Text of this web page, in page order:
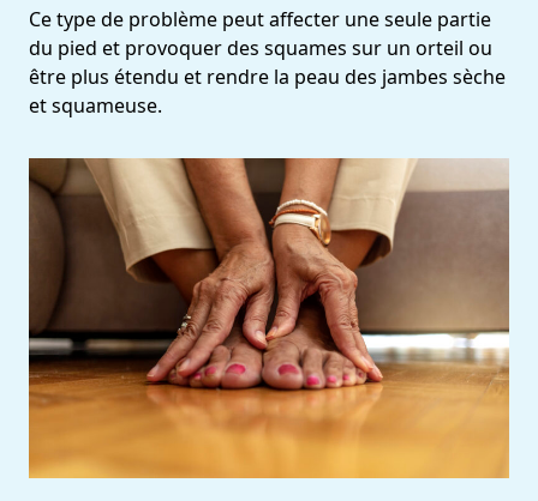
Ce type de problème peut affecter une seule partie
du pied et provoquer des squames sur un orteil ou
être plus étendu et rendre la peau des jambes sèche
et squameuse.